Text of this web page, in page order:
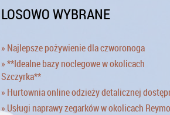
LOSOWO WYBRANE
» Najlepsze pożywienie dla czworonoga
» **Idealne bazy noclegowe w okolicach
Szczyrka**
» Hurtownia online odzieży detalicznej
» Usługi naprawy zegarków w okolicach